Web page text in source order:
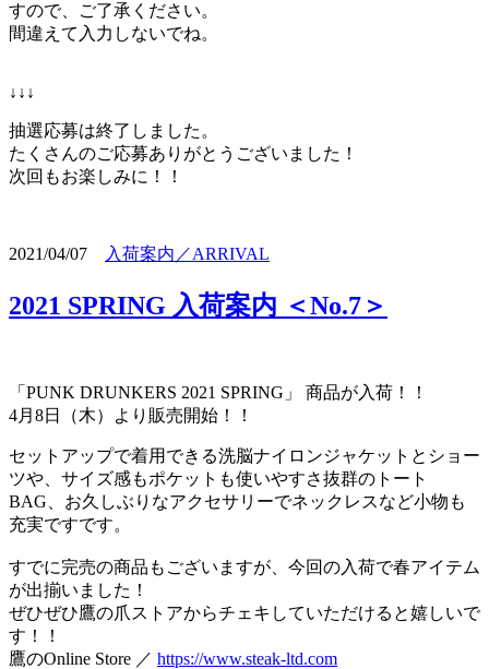
すので、ご了承ください。
間違えて入力しないでね。
↓↓↓
抽選応募は終了しました。
たくさんのご応募ありがとうございました！
次回もお楽しみに！！
2021/04/07 入荷案内／ARRIVAL
2021 SPRING 入荷案内 ＜No.7＞
「PUNK DRUNKERS 2021 SPRING」 商品が入荷！！
4月8日（木）より販売開始！！
セットアップで着用できる洗脳ナイロンジャケットとショー
ツや、サイズ感もポケットも使いやすさ抜群のトート
BAG、お久しぶりなアクセサリーでネックレスなど小物も
充実ですです。
すでに完売の商品もございますが、今回の入荷で春アイテム
が出揃いました！
ぜひぜひ鷹の爪ストアからチェキしていただけると嬉しいで
す！！
鷹のOnline Store ／ https://www.steak-ltd.com